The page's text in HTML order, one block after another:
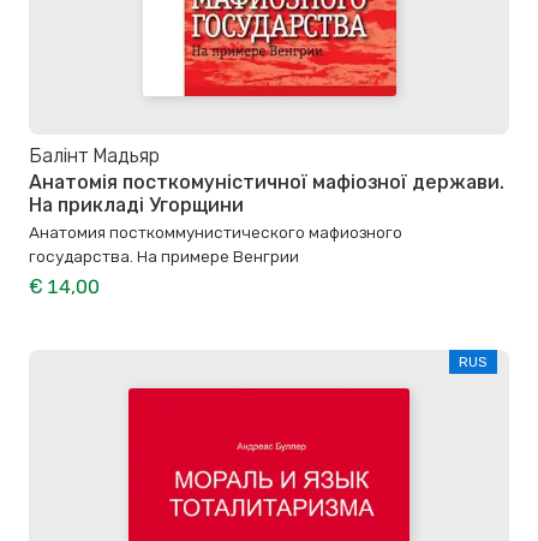
Балінт Мадьяр
Анатомія посткомуністичної мафіозної держави.
На прикладі Угорщини
Анатомия посткоммунистического мафиозного
государства. На примере Венгрии
€ 14,00
RUS